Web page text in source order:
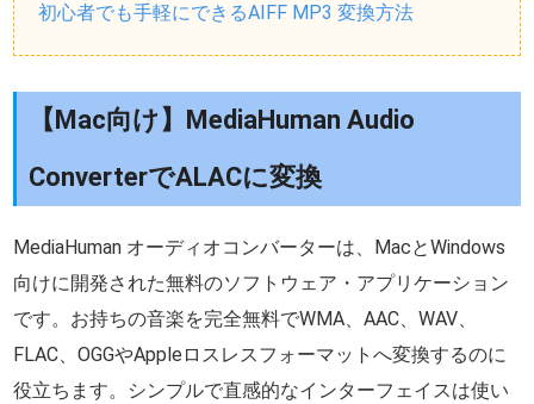
初心者でも手軽にできるAIFF MP3 変換方法
【Mac向け】MediaHuman Audio
ConverterでALACに変換
MediaHuman オーディオコンバーターは、MacとWindows
向けに開発された無料のソフトウェア・アプリケーション
です。お持ちの音楽を完全無料でWMA、AAC、WAV、
FLAC、OGGやAppleロスレスフォーマットへ変換するのに
役立ちます。シンプルで直感的なインターフェイスは使い